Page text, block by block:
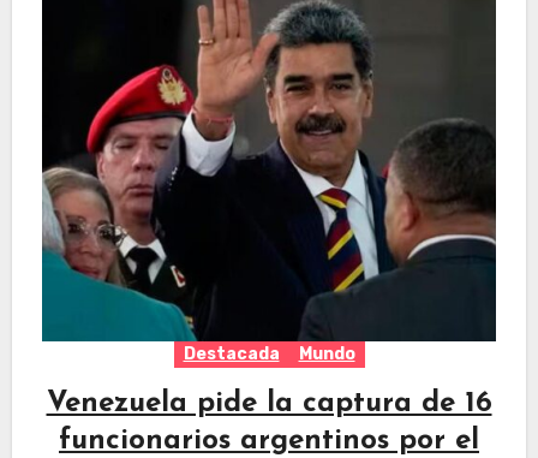
Destacada Mundo
Venezuela pide la captura de 16
funcionarios argentinos por el